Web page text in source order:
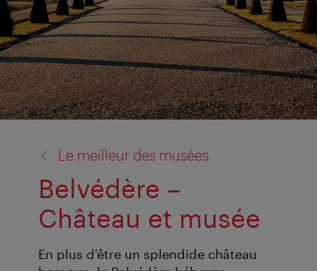
Le meilleur des musées
Belvédère –
Château et musée
En plus d'être un splendide château